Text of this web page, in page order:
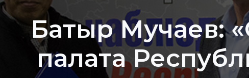
Батыр Мучаев:
палата